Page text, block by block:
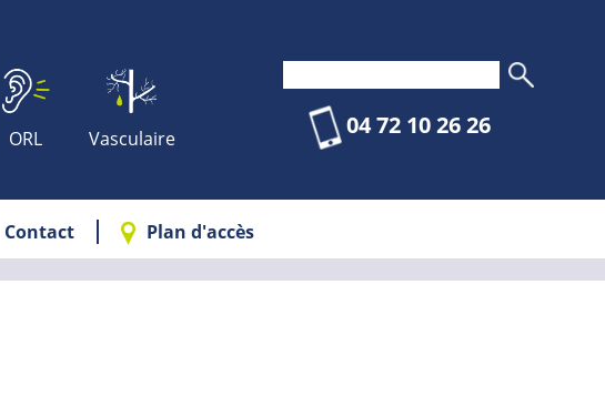
ORL Vasculaire 04 72 10 26 26
Contact Plan d'accès